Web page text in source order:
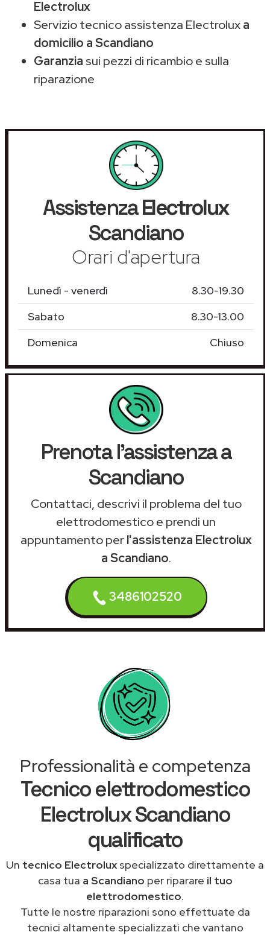
Electrolux
Servizio tecnico assistenza Electroluxa
domicilio a Scandiano
Garanzia sui pezzi di ricambio e sulla
riparazione
AssistenzaElectrolux
Scandiano
Orari d'apertura
Lunedì - venerdì
8.30-19.30
Sabato
8.30-13.00
Domenica
Chiuso
Prenota l'assistenza a
Scandiano
Contattaci, descrivi il problema del tuo
elettrodomestico e prendi un
appuntamento perl'assistenza Electrolux
a Scandiano.
3486102520
Professionalità e competenza
Tecnico elettrodomestico
Electrolux Scandiano
qualificato
Un tecnico Electrolux specializzato direttamente a
casa tua a Scandiano per riparare il tuo
elettrodomestico.
Tutte le nostre riparazioni sono effettuate da
tecnici altamente specializzati che vantano